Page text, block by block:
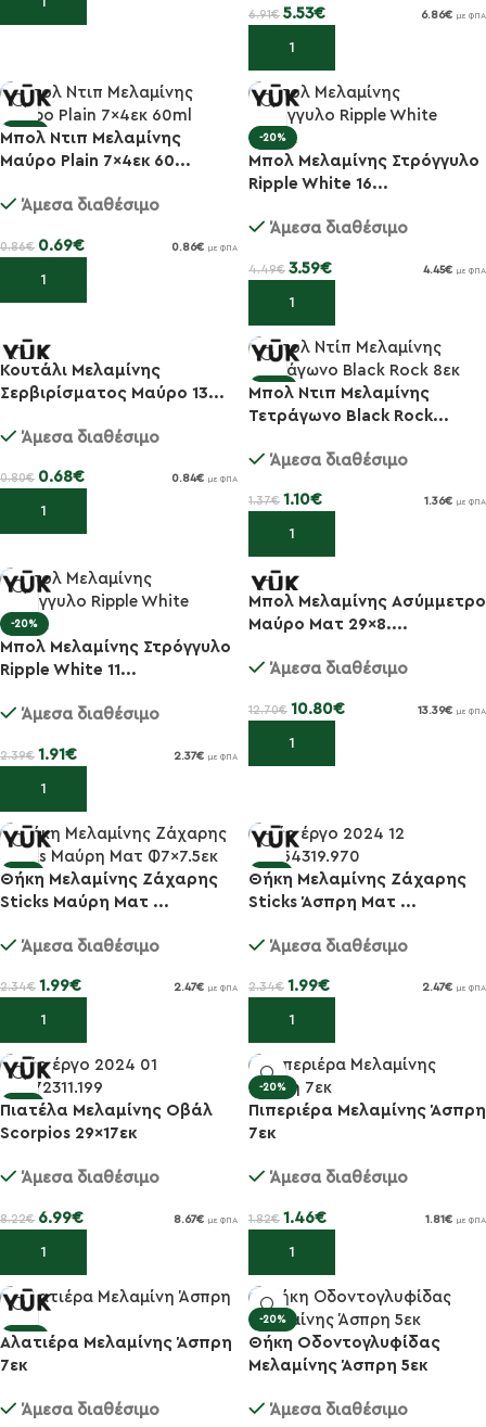
6.91€ 5.53€ 6.86€ με ΦΠΑ
Προσθήκη στο καλάθι
-20%
Μπολ Ντιπ Μελαμίνης
Μαύρο Plain 7×4εκ 60...
Άμεσα διαθέσιμο
0.86€ 0.69€ 0.86€ με ΦΠΑ
Προσθήκη στο καλάθι
-20%
Μπολ Μελαμίνης Στρόγγυλο
Ripple White 16...
Άμεσα διαθέσιμο
4.49€ 3.59€ 4.45€ με ΦΠΑ
Προσθήκη στο καλάθι
-15%
Κουτάλι Μελαμίνης
Σερβιρίσματος Μαύρο 13...
Άμεσα διαθέσιμο
0.80€ 0.68€ 0.84€ με ΦΠΑ
Προσθήκη στο καλάθι
-20%
Μπολ Ντιπ Μελαμίνης
Τετράγωνο Black Rock...
Άμεσα διαθέσιμο
1.37€ 1.10€ 1.36€ με ΦΠΑ
Προσθήκη στο καλάθι
-20%
Μπολ Μελαμίνης Στρόγγυλο
Ripple White 11...
Άμεσα διαθέσιμο
2.39€ 1.91 € 2.37€ με ΦΠΑ
Προσθήκη στο καλάθι
-15%
Μπολ Μελαμίνης Ασύμμετρο
Μαύρο Ματ 29×8....
Άμεσα διαθέσιμο
12.70€ 10.80€ 13.39€ με ΦΠΑ
Προσθήκη στο καλάθι
-15%
Θήκη Μελαμίνης Ζάχαρης
Sticks Μαύρη Ματ ...
Άμεσα διαθέσιμο
2.34€ 1.99€ 2.47€ με ΦΠΑ
Προσθήκη στο καλάθι
-15%
Θήκη Μελαμίνης Ζάχαρης
Sticks Άσπρη Ματ ...
Άμεσα διαθέσιμο
2.34€ 1.99€ 2.47€ με ΦΠΑ
Προσθήκη στο καλάθι
-15%
Πιατέλα Μελαμίνης Οβάλ
Scorpios 29×17εκ
Άμεσα διαθέσιμο
8.22€ 6.99€ 8.67€ με ΦΠΑ
Προσθήκη στο καλάθι
-20%
Πιπεριέρα Μελαμίνης Άσπρη
7εκ
Άμεσα διαθέσιμο
1.82€ 1.46€ 1.81 € με ΦΠΑ
Προσθήκη στο καλάθι
-20%
Αλατιέρα Μελαμίνης Άσπρη
7εκ
Άμεσα διαθέσιμο
-20%
Θήκη Οδοντογλυφίδας
Μελαμίνης Άσπρη 5εκ
Άμεσα διαθέσιμο